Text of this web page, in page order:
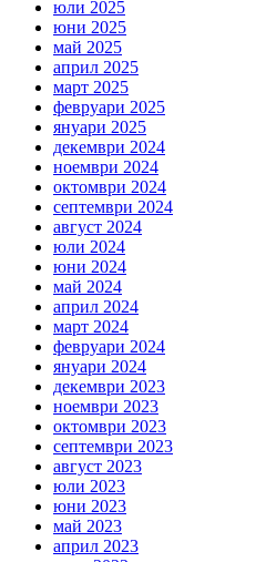
юли 2025
юни 2025
май 2025
април 2025
март 2025
февруари 2025
януари 2025
декември 2024
ноември 2024
октомври 2024
септември 2024
август 2024
юли 2024
юни 2024
май 2024
април 2024
март 2024
февруари 2024
януари 2024
декември 2023
ноември 2023
октомври 2023
септември 2023
август 2023
юли 2023
юни 2023
май 2023
април 2023